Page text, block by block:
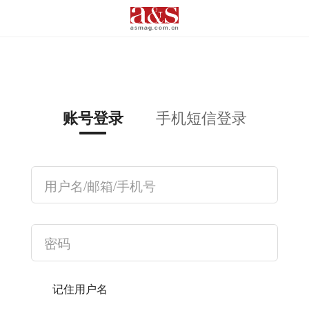
账号登录 手机短信登录
记住用户名